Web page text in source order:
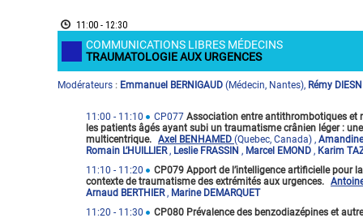
11:00 - 12:30
COMMUNICATIONS LIBRES MÉDECINS
TRAUMATOLOGIE AUX URGENCES
Modérateurs : Emmanuel BERNIGAUD (Médecin, Nantes), Rémy
11:00 - 11:10 CP077 Association entre antithrombotiques et
les patients âgés ayant subi un traumatisme crânien léger :
multicentrique. Axel BENHAMED (Quebec, Canada) ,
Romain L’HUILLIER, Leslie FRASSIN , Marcel EMOND , Karim
11:10 - 11:20
CP079 Apport de l’intelligence artificielle pour
contexte de traumatisme des extrémités aux urgences.
Arnaud BERTHIER, Marine DEMARQUET
11:20 - 11:30
CP080 Prévalence des benzodiazépines et